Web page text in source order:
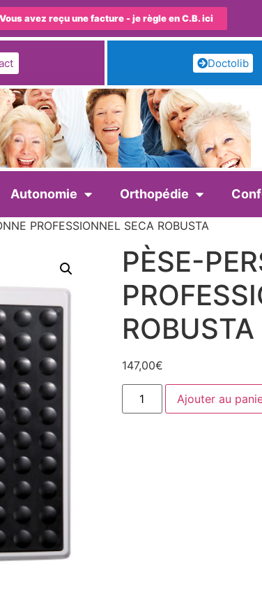
Vous avez reçu une facture - je règle en C.B. ici
Doctolib
Autonomie Orthopédie
PROFESSIONNEL SECA ROBUSTA
PÈSE-
ROBUSTA
147,00€
Ajouter au